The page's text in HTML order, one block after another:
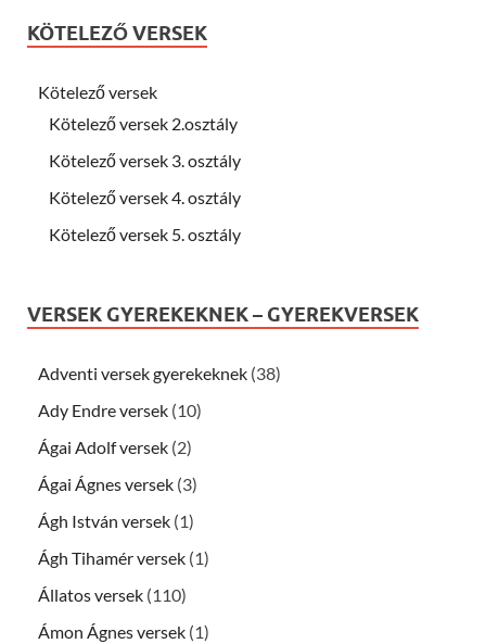
KÖTELEZŐ VERSEK
Kötelező versek
Kötelező versek 2.osztály
Kötelező versek 3. osztály
Kötelező versek 4. osztály
Kötelező versek 5. osztály
VERSEK GYEREKEKNEK – GYEREKVERSEK
Adventi versek gyerekeknek (38)
Ady Endre versek (10)
Ágai Adolf versek (2)
Ágai Ágnes versek (3)
Ágh István versek (1)
Ágh Tihamér versek (1)
Állatos versek (110)
Ámon Ágnes versek (1)